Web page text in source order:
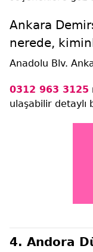
Ankara
nerede,
Anadolu Blv.
0312 963 3125
ulaşabilir detaylı
4. Andora